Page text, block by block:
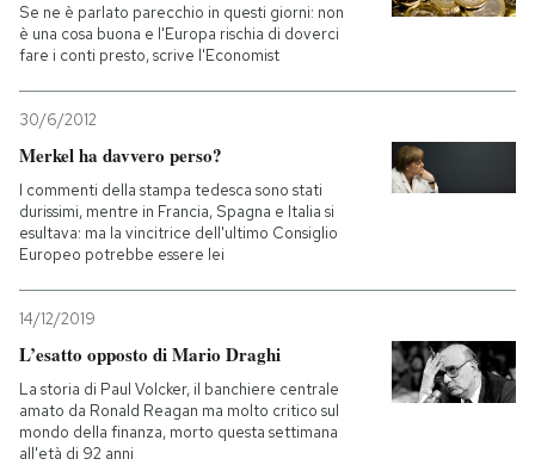
Se ne è parlato parecchio in questi giorni: non
è una cosa buona e l'Europa rischia di doverci
fare i conti presto, scrive l'Economist
30/6/2012
Merkel ha davvero perso?
I commenti della stampa tedesca sono stati
durissimi, mentre in Francia, Spagna e Italia si
esultava: ma la vincitrice dell'ultimo Consiglio
Europeo potrebbe essere lei
14/12/2019
L’esatto opposto di Mario Draghi
La storia di Paul Volcker, il banchiere centrale
amato da Ronald Reagan ma molto critico sul
mondo della finanza, morto questa settimana
all'età di 92 anni